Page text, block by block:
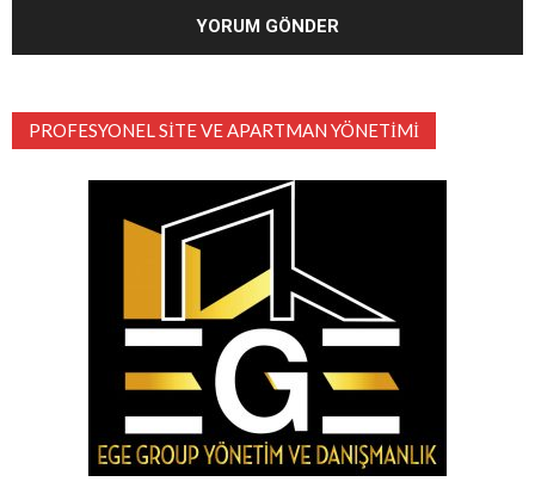
PROFESYONEL SITE VE APARTMAN YÖNETIMI